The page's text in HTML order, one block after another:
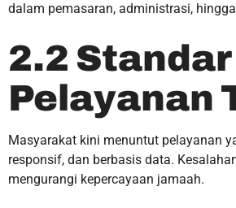
dalam pemasaran, administrasi,
2.2 Standar
Pelayanan
Masyarakat kini menuntut pelayanan
responsif, dan berbasis data.
mengurangi kepercayaan jamaah.